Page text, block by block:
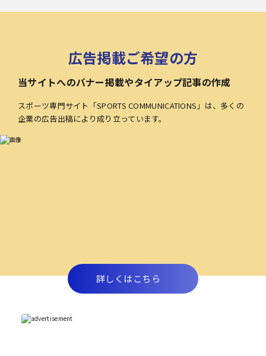
広告掲載ご希望の方
当サイトへのバナー掲載やタイアップ記事の作成
スポーツ専門サイト「SPORTS COMMUNICATIONS」は、多くの
企業の広告出稿により成り立っています。
詳しくはこちら